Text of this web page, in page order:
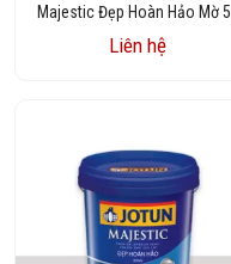
Majestic Đẹp Hoàn Hảo Mờ 5L
Liên hệ